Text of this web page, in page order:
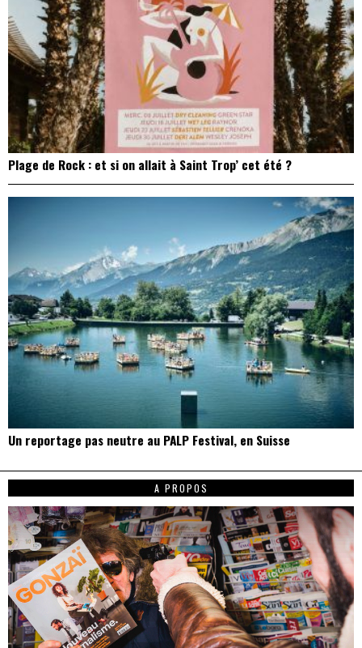
Plage de Rock : et si on allait à Saint Trop’ cet été ?
Un reportage pas neutre au PALP Festival, en Suisse
A PROPOS